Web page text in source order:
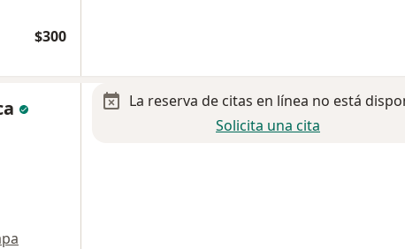
$300
La reserva de citas en línea no está
Solicita una cita